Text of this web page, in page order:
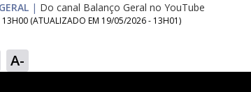
| Do canal Balanço Geral no YouTube
13H00 (ATUALIZADO EM 19/05/2026 - 13H01)
A-